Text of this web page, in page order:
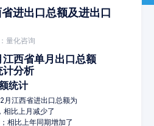
进出口总额及进出口
量化咨询
西省单月出口总额
计分析
统计
月江西省进出口总额为
比上月减少了
相比上年同期增加了